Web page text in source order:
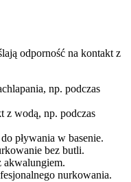
odporność na kontakt z
np. podczas
z wodą, np. podczas
pływania w basenie.
bez butli.
akwalungiem.
nurkowania.